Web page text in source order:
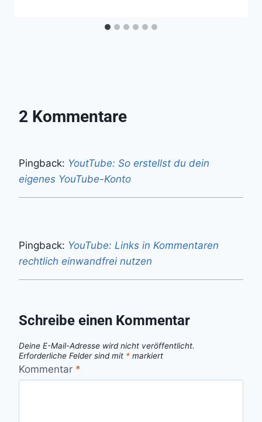
2 Kommentare
Pingback: YoutTube: So erstellst du dein
eigenes YouTube-Konto
Pingback: YouTube: Links in Kommentaren
rechtlich einwandfrei nutzen
Schreibe einen Kommentar
Deine E-Mail-Adresse wird nicht veröffentlicht.
Erforderliche Felder sind mit * markiert
Kommentar *